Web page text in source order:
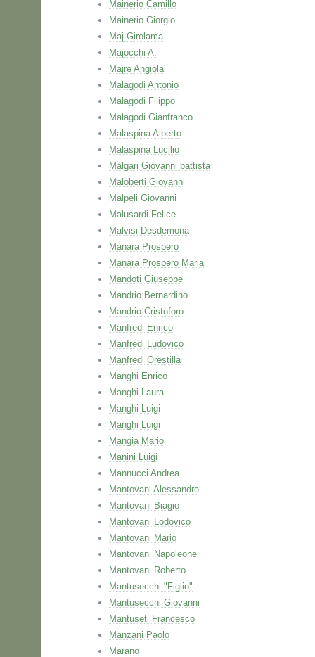
Mainerio Camillo
Mainerio Giorgio
Maj Girolama
Majocchi A.
Majre Angiola
Malagodi Antonio
Malagodi Filippo
Malagodi Gianfranco
Malaspina Alberto
Malaspina Lucilio
Malgari Giovanni battista
Maloberti Giovanni
Malpeli Giovanni
Malusardi Felice
Malvisi Desdemona
Manara Prospero
Manara Prospero Maria
Mandoti Giuseppe
Mandrio Bernardino
Mandrio Cristoforo
Manfredi Enrico
Manfredi Ludovico
Manfredi Orestilla
Manghi Enrico
Manghi Laura
Manghi Luigi
Manghi Luigi
Mangia Mario
Manini Luigi
Mannucci Andrea
Mantovani Alessandro
Mantovani Biagio
Mantovani Lodovico
Mantovani Mario
Mantovani Napoleone
Mantovani Roberto
Mantusecchi "Figlio"
Mantusecchi Giovanni
Mantuseti Francesco
Manzani Paolo
Marano